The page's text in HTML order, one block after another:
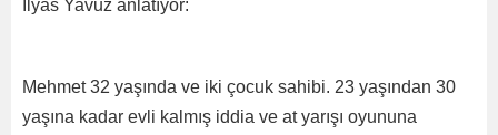
İlyas Yavuz anlatıyor:
Mehmet 32 yaşında ve iki çocuk sahibi. 23 yaşından 30
yaşına kadar evli kalmış iddia ve at yarışı oyununa